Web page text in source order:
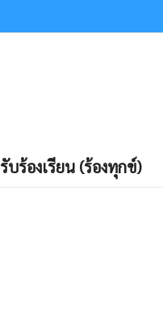
รับร้องเรียน (ร้องทุกข์)